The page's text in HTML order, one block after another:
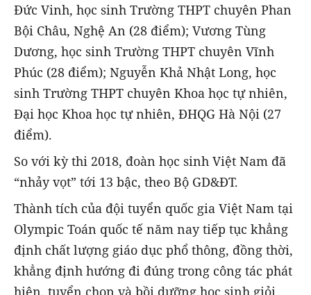
Đức Vinh, học sinh Trường THPT chuyên Phan
Bội Châu, Nghệ An (28 điểm); Vương Tùng
Dương, học sinh Trường THPT chuyên Vĩnh
Phúc (28 điểm); Nguyễn Khả Nhật Long, học
sinh Trường THPT chuyên Khoa học tự nhiên,
Đại học Khoa học tự nhiên, ĐHQG Hà Nội (27
điểm).
So với kỳ thi 2018, đoàn học sinh Việt Nam đã
“nhảy vọt” tới 13 bậc, theo Bộ GD&ĐT.
Thành tích của đội tuyển quốc gia Việt Nam tại
Olympic Toán quốc tế năm nay tiếp tục khẳng
định chất lượng giáo dục phổ thông, đồng thời,
khẳng định hướng đi đúng trong công tác phát
hiện, tuyển chọn và bồi dưỡng học sinh giỏi